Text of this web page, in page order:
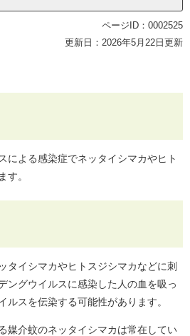
ページID：0002525
更新日：2026年5月22日更新
よる感染症でネッタイシマカやヒト
す。
タイシマカやヒトスジシマカなどに刺
ングウイルスに感染した人の血を吸っ
ルスを伝染する可能性があります。
媒介蚊のネッタイシマカは常在してい